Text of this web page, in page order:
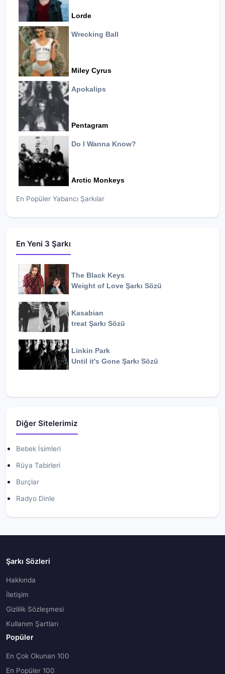
Lorde
Wrecking Ball
Miley Cyrus
Apokalips
Pentagram
Do I Wanna Know?
Arctic Monkeys
En Popüler Yabancı Şarkılar
En Yeni 3 Şarkı
The Black Keys
Weight of Love Şarkı Sözü
Kasabian
treat Şarkı Sözü
Linkin Park
Until it's Gone Şarkı Sözü
Diğer Sitelerimiz
Bebek İsimleri
Rüya Tabirleri
Burçlar
Radyo Dinle
Şarkı Sözleri
Hakkında
İletişim
Gizlilik Sözleşmesi
Kullanım Şartları
Popüler
En Çok Okunan 100
En Popüler 100